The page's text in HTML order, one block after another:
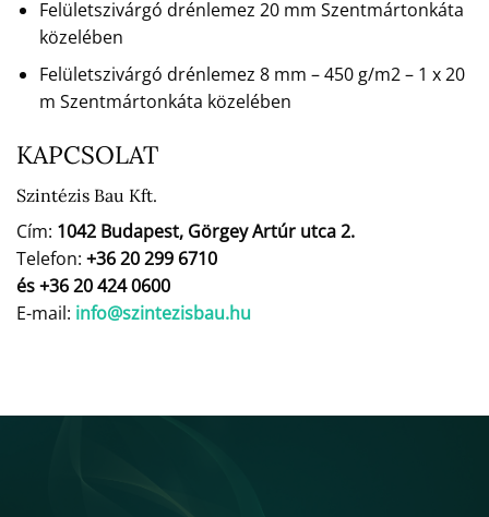
Felületszivárgó drénlemez 20 mm Szentmártonkáta
közelében
Felületszivárgó drénlemez 8 mm – 450 g/m2 – 1 x 20
m Szentmártonkáta közelében
KAPCSOLAT
Szintézis Bau Kft.
Cím: 1042 Budapest, Görgey Artúr utca 2.
Telefon: +36 20 299 6710
és +36 20 424 0600
E-mail: info@szintezisbau.hu